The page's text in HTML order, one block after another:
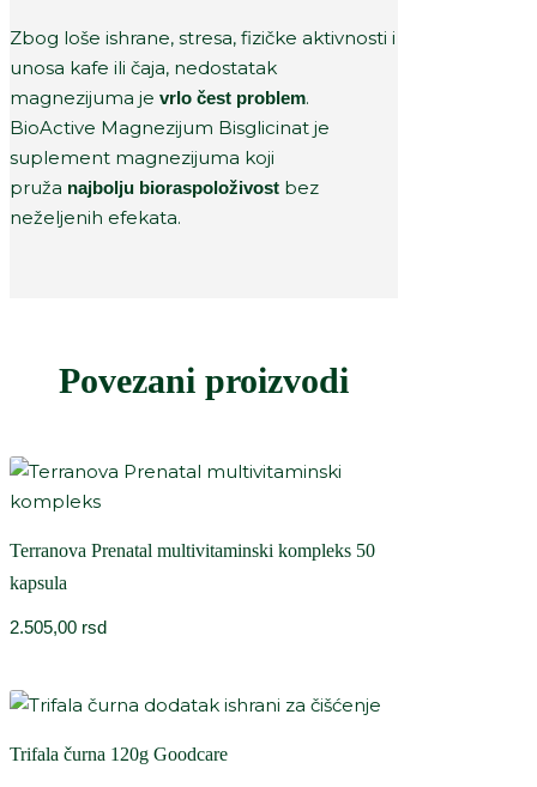
Zbog loše ishrane, stresa, fizičke aktivnosti i
unosa kafe ili čaja, nedostatak
magnezijuma je vrlo čest problem.
BioActive Magnezijum Bisglicinat je
suplement magnezijuma koji
pruža najbolju bioraspoloživost bez
neželjenih efekata.
Povezani proizvodi
Terranova Prenatal multivitaminski kompleks 50
kapsula
2.505,00 rsd
Trifala čurna 120g Goodcare